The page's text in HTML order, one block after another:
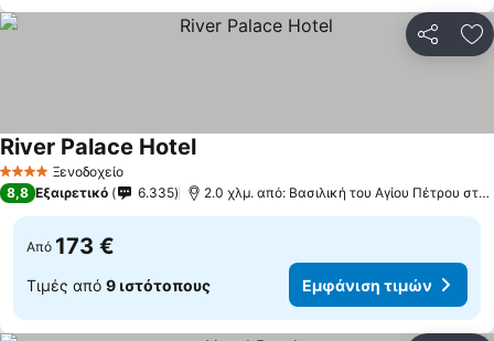
4 ΑστέριαΞενοδοχείο
River Palace HotelΕμφάνιση τιμών
8,8 Εξαιρετικό 6.335 2.0 χλμ. από: Βασιλική του Αγίου Πέτρου στο
Από 173 €
Τιμές από 9 ιστότοπους Εμφάνιση τιμών